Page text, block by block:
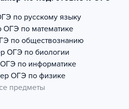
по русскому языку
ОГЭ по математике
по обществознанию
ОГЭ по биологии
ОГЭ по информатике
ОГЭ по физике
предметы